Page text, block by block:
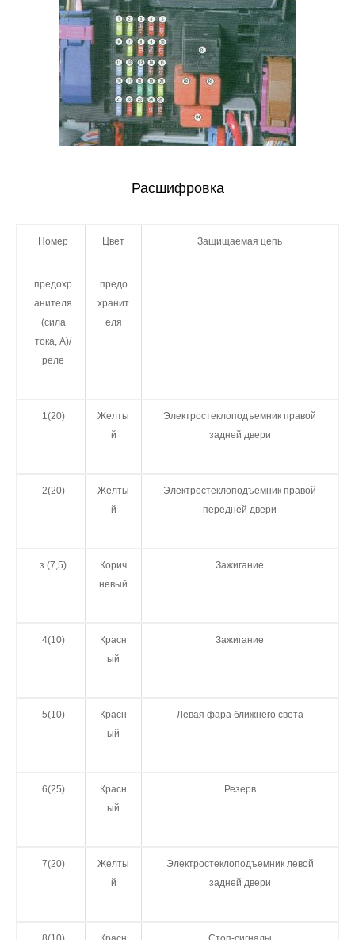
Расшифровка
Номер
предохр
анителя
(сила
тока, А)/
реле
Цвет
предо
хранит
еля
Защищаемая цепь
1(20)
Желты
й
Электростеклоподъемник правой
задней двери
2(20)
Желты
й
Электростеклоподъемник правой
передней двери
з (7,5)
Корич
невый
Зажигание
4(10)
Красн
ый
Зажигание
5(10)
Красн
ый
Левая фара ближнего света
6(25)
Красн
ый
Резерв
7(20)
Желты
й
Электростеклоподъемник левой
задней двери